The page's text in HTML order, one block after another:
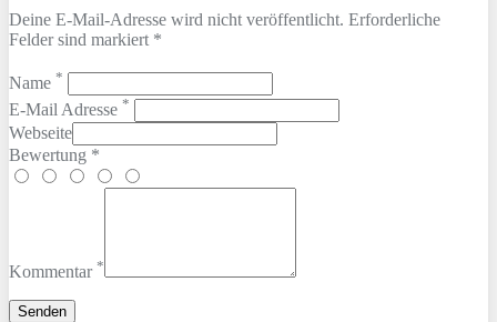
Deine E-Mail-Adresse wird nicht veröffentlicht. Erforderliche
Felder sind markiert *
Name *
E-Mail Adresse *
Webseite
Bewertung *
Kommentar *